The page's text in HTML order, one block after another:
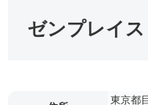
ゼンプレイ
東京都